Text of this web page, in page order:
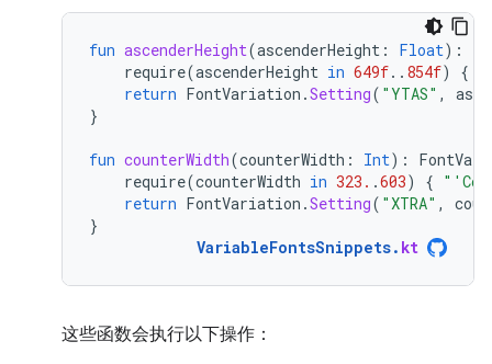
fun ascenderHeight(ascenderHeight : Float):
require(ascenderHeight in 649f.. 854f) {
return FontVariation .Setting( "YTAS" ,
}
fun counterWidth(counterWidth : Int):
require(counterWidth in 323. .603) {
return FontVariation .Setting( "XTRA" ,
}
VariableFontsSnippets. kt
这些函数会执行以下操作：